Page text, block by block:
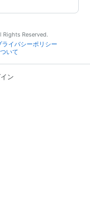
Reserved.
ライバシーポリシー
いて
ン